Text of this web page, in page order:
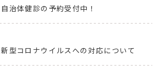
治体健診の予約受付中！
新型コロナウイルスへの対応について